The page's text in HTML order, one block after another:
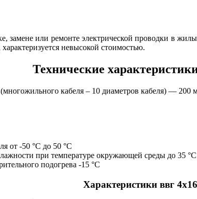
замене или ремонте электрической проводки в
невысокой стоимостью.
Технические
кабеля – 10 диаметров кабеля) — 200
от -50 °С до 50 °С
при температуре окружающей среды до 35
подогрева -15 °С
Характеристики ввг 4х16